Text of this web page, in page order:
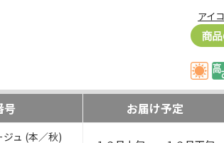
アイ
号 お届け予定
ュ (本／秋)